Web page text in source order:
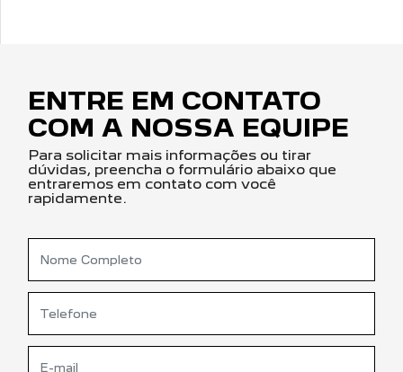
ENTRE EM CONTATO
COM A NOSSA EQUIPE
Para solicitar mais informações ou tirar
dúvidas, preencha o formulário abaixo que
entraremos em contato com você
rapidamente.